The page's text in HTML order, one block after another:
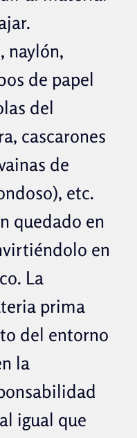
naylón,
de papel
del
cascarones
de
etc.
quedado en
en
La
prima
del entorno
la
igual que